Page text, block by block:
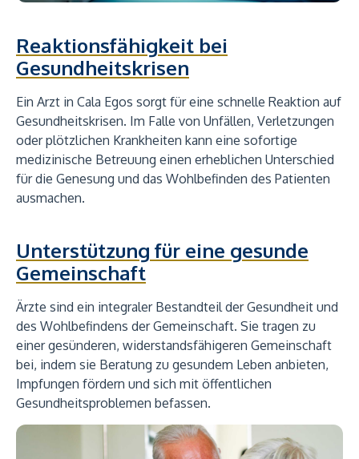
Reaktionsfähigkeit bei
Gesundheitskrisen
Ein Arzt in Cala Egos sorgt für eine schnelle Reaktion auf
Gesundheitskrisen. Im Falle von Unfällen, Verletzungen
oder plötzlichen Krankheiten kann eine sofortige
medizinische Betreuung einen erheblichen Unterschied
für die Genesung und das Wohlbefinden des Patienten
ausmachen.
Unterstützung für eine gesunde
Gemeinschaft
Ärzte sind ein integraler Bestandteil der Gesundheit und
des Wohlbefindens der Gemeinschaft. Sie tragen zu
einer gesünderen, widerstandsfähigeren Gemeinschaft
bei, indem sie Beratung zu gesundem Leben anbieten,
Impfungen fördern und sich mit öffentlichen
Gesundheitsproblemen befassen.